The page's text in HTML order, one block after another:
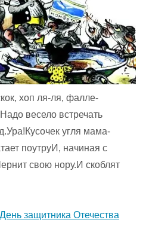
хоп ля-ля, фалле-
весело встречать
угля мама-
поутруИ, начиная с
свою нору.И скоблят
защитника Отечества